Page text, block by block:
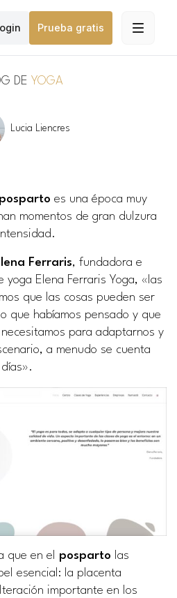
Prueba gratis
DE YOGA
Lucia Liencres
posparto es una época muy
momentos de gran dulzura
Ferraris, fundadora e
Elena Ferraris Yoga, «las
que las cosas pueden ser
que habíamos pensado y que
para adaptarnos y
a menudo se cuenta
que en el posparto las
esencial: la placenta
importante en los